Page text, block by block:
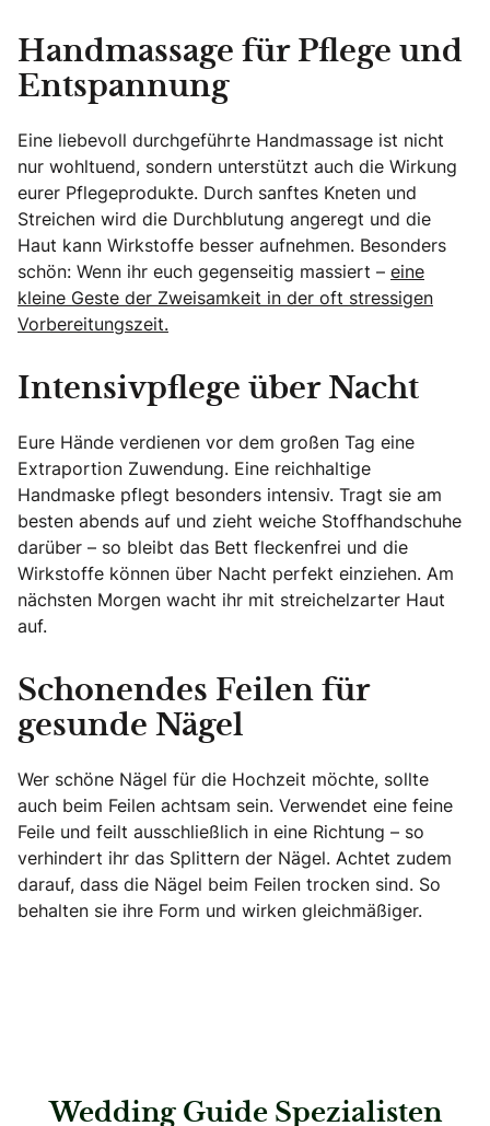
Handmassage für Pflege und
Entspannung
Eine liebevoll durchgeführte Handmassage ist nicht
nur wohltuend, sondern unterstützt auch die Wirkung
eurer Pflegeprodukte. Durch sanftes Kneten und
Streichen wird die Durchblutung angeregt und die
Haut kann Wirkstoffe besser aufnehmen. Besonders
schön: Wenn ihr euch gegenseitig massiert – eine
kleine Geste der Zweisamkeit in der oft stressigen
Vorbereitungszeit.
Intensivpflege über Nacht
Eure Hände verdienen vor dem großen Tag eine
Extraportion Zuwendung. Eine reichhaltige
Handmaske pflegt besonders intensiv. Tragt sie am
besten abends auf und zieht weiche Stoffhandschuhe
darüber – so bleibt das Bett fleckenfrei und die
Wirkstoffe können über Nacht perfekt einziehen. Am
nächsten Morgen wacht ihr mit streichelzarter Haut
auf.
Schonendes Feilen für
gesunde Nägel
Wer schöne Nägel für die Hochzeit möchte, sollte
auch beim Feilen achtsam sein. Verwendet eine feine
Feile und feilt ausschließlich in eine Richtung – so
verhindert ihr das Splittern der Nägel. Achtet zudem
darauf, dass die Nägel beim Feilen trocken sind. So
behalten sie ihre Form und wirken gleichmäßiger.
Wedding Guide Spezialisten